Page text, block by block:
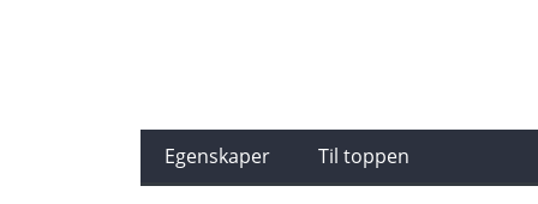
Egenskaper Til toppen